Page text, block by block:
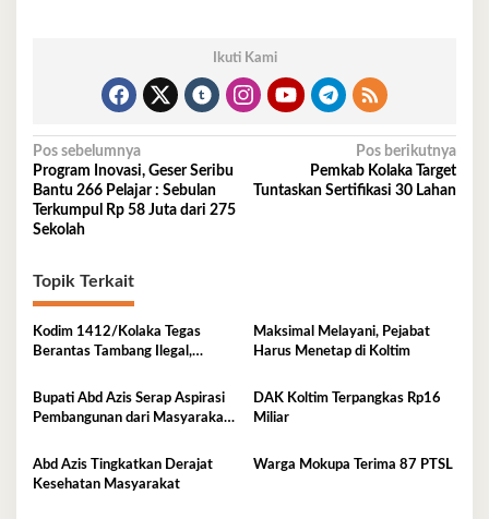
Ikuti Kami
Navigasi
pos
Pos sebelumnya
Program Inovasi, Geser Seribu
Bantu 266 Pelajar : Sebulan
Terkumpul Rp 58 Juta dari 275
Sekolah
Pos berikutnya
Pemkab Kolaka Target
Tuntaskan Sertifikasi 30 Lahan
Topik Terkait
Kodim 1412/Kolaka Tegas
Berantas Tambang Ilegal,
Maksimal Melayani, Pejabat
Harus Menetap di Koltim
Bupati Abd Azis Serap Aspirasi
Pembangunan dari Masyarakat
DAK Koltim Terpangkas Rp16
Miliar
Abd Azis Tingkatkan Derajat
Kesehatan Masyarakat
Warga Mokupa Terima 87 PTSL